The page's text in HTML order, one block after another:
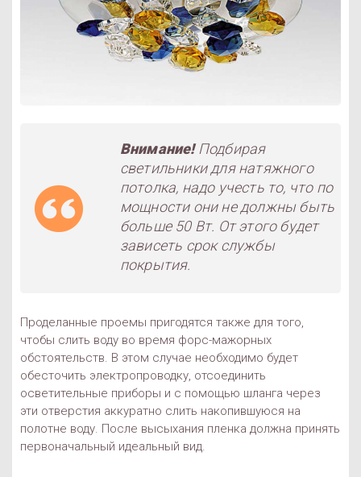
Внимание!Подбирая
светильники для натяжного
потолка, надо учесть то, что по
мощности они не должны быть
больше 50 Вт. От этого будет
зависеть срок службы
покрытия.
Проделанные проемы пригодятся также для того,
чтобы слить воду во время форс-мажорных
обстоятельств. В этом случае необходимо будет
обесточить электропроводку, отсоединить
осветительные приборы и с помощью шланга через
эти отверстия аккуратно слить накопившуюся на
полотне воду. После высыхания пленка должна принять
первоначальный идеальный вид.